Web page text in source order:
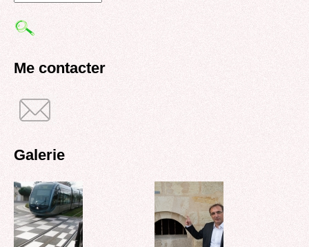
Formulaire
de
Me contacter
Galerie